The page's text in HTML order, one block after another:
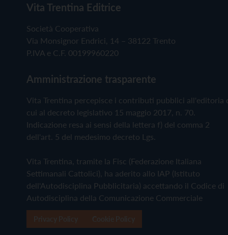
Vita Trentina Editrice
Società Cooperativa
Via Monsignor Endrici, 14 – 38122 Trento
P.IVA e C.F. 00199960220
Amministrazione trasparente
Vita Trentina percepisce i contributi pubblici all'editoria
cui al decreto legislativo 15 maggio 2017, n. 70.
Indicazione resa ai sensi della lettera f) del comma 2
dell'art. 5 del medesimo decreto Lgs.
Vita Trentina, tramite la Fisc (Federazione Italiana
Settimanali Cattolici), ha aderito allo IAP (Istituto
dell'Autodisciplina Pubblicitaria) accettando il Codice di
Autodisciplina della Comunicazione Commerciale